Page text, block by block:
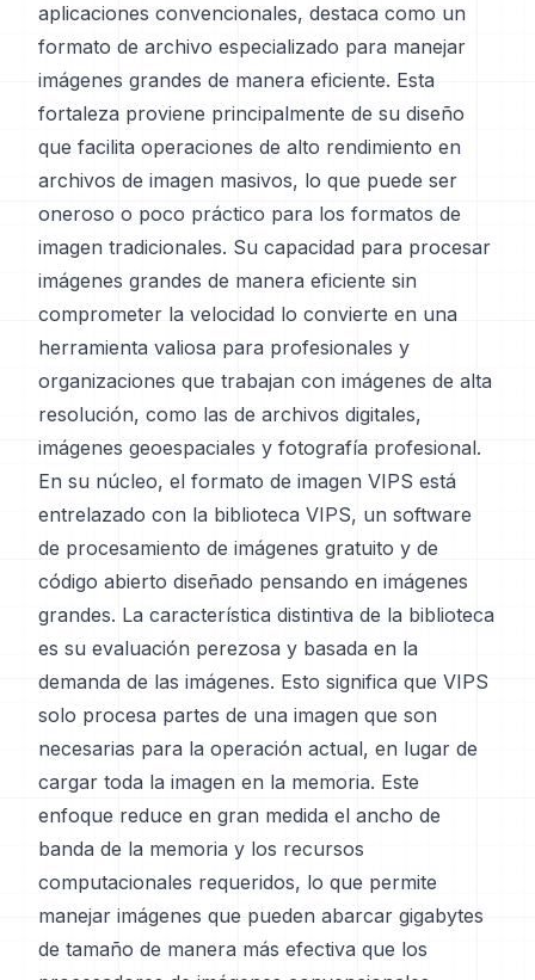
aplicaciones convencionales, destaca como un
formato de archivo especializado para manejar
imágenes grandes de manera eficiente. Esta
fortaleza proviene principalmente de su diseño
que facilita operaciones de alto rendimiento en
archivos de imagen masivos, lo que puede ser
oneroso o poco práctico para los formatos de
imagen tradicionales. Su capacidad para procesar
imágenes grandes de manera eficiente sin
comprometer la velocidad lo convierte en una
herramienta valiosa para profesionales y
organizaciones que trabajan con imágenes de alta
resolución, como las de archivos digitales,
imágenes geoespaciales y fotografía profesional.
En su núcleo, el formato de imagen VIPS está
entrelazado con la biblioteca VIPS, un software
de procesamiento de imágenes gratuito y de
código abierto diseñado pensando en imágenes
grandes. La característica distintiva de la biblioteca
es su evaluación perezosa y basada en la
demanda de las imágenes. Esto significa que VIPS
solo procesa partes de una imagen que son
necesarias para la operación actual, en lugar de
cargar toda la imagen en la memoria. Este
enfoque reduce en gran medida el ancho de
banda de la memoria y los recursos
computacionales requeridos, lo que permite
manejar imágenes que pueden abarcar gigabytes
de tamaño de manera más efectiva que los